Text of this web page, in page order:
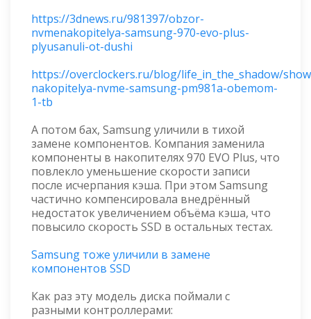
https://3dnews.ru/981397/obzor-
nvmenakopitelya-samsung-970-evo-plus-
plyusanuli-ot-dushi
https://overclockers.ru/blog/life_in_the_shadow/
nakopitelya-nvme-samsung-pm981a-obemom-
1-tb
А потом бах, Samsung уличили в тихой
замене компонентов. Компания заменила
компоненты в накопителях 970 EVO Plus, что
повлекло уменьшение скорости записи
после исчерпания кэша. При этом Samsung
частично компенсировала внедрённый
недостаток увеличением объёма кэша, что
повысило скорость SSD в остальных тестах.
Samsung тоже уличили в замене
компонентов SSD
Как раз эту модель диска поймали с
разными контроллерами: